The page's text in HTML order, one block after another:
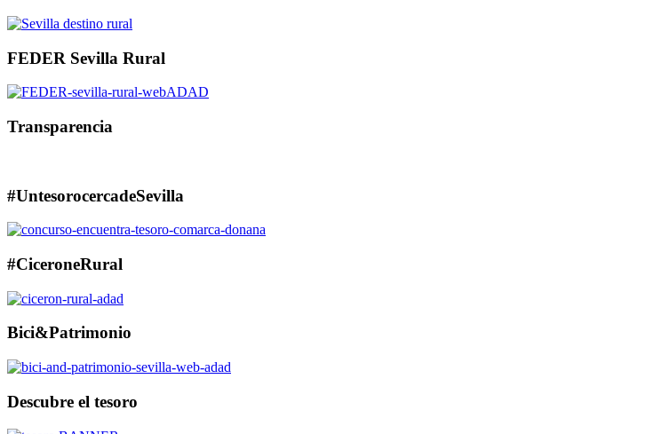
FEDER Sevilla Rural
Transparencia
#UntesorocercadeSevilla
#CiceroneRural
Bici&Patrimonio
Descubre el tesoro